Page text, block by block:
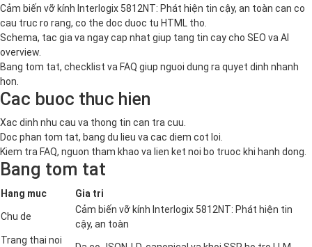
Cảm biến vỡ kính Interlogix 5812NT: Phát hiện tin cậy, an toàn can co
cau truc ro rang, co the doc duoc tu HTML tho.
Schema, tac gia va ngay cap nhat giup tang tin cay cho SEO va AI
overview.
Bang tom tat, checklist va FAQ giup nguoi dung ra quyet dinh nhanh
hon.
Cac buoc thuc hien
Xac dinh nhu cau va thong tin can tra cuu.
Doc phan tom tat, bang du lieu va cac diem cot loi.
Kiem tra FAQ, nguon tham khao va lien ket noi bo truoc khi hanh dong.
Bang tom tat
Hang muc Gia tri
Chu de
Cảm biến vỡ kính Interlogix 5812NT: Phát hiện tin
cậy, an toàn
Trang thai noi